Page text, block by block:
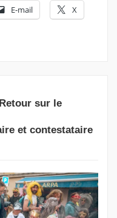
E-mail X
sur le
et contestataire